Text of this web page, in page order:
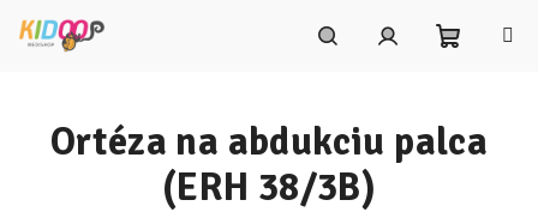
košík
Ortéza na abdukciu palca
(ERH 38/3B)